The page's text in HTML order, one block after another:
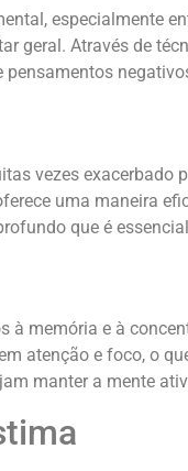
especialmente
geral. Através de
vezes
uma maneira
que é
memória e à
atenção e foco, o
manter a mente